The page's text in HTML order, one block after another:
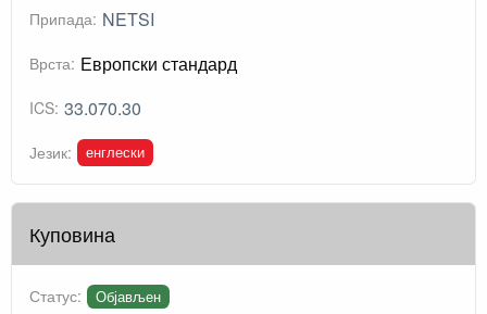
Припада: NETSI
Врста: Европски стандард
ICS: 33.070.30
Језик: енглески
Куповина
Статус: Објављен